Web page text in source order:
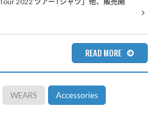
READ MORE
WEARS Accessories